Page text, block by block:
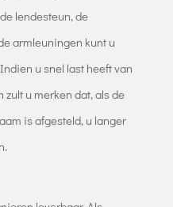
lendesteun, de
armleuningen kunt u
u snel last heeft van
u merken dat, als de
is afgesteld, u langer